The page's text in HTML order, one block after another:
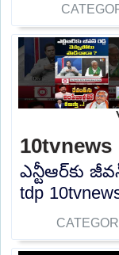
10tvnews
ఎన్టీఆర్‌కు
tdp